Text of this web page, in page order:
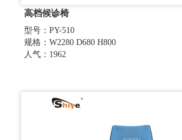
高档候诊椅
型号：PY-510
规格：W2280 D680 H800
人气：1962